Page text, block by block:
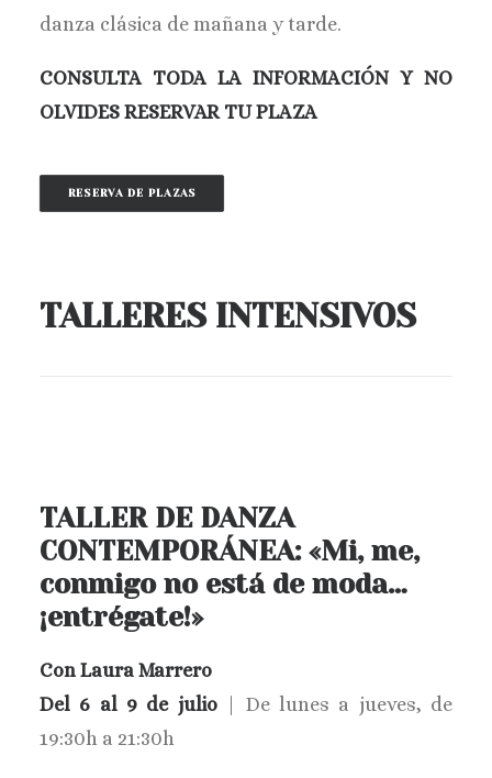
danza clásica de mañana y tarde.
CONSULTA TODA LA INFORMACIÓN Y NO
OLVIDES RESERVAR TU PLAZA
RESERVA DE PLAZAS
TALLERES INTENSIVOS
TALLER DE DANZA
CONTEMPORÁNEA: «Mi, me,
conmigo no está de moda…
¡entrégate!»
Con Laura Marrero
Del 6 al 9 de julio| De lunes a jueves, de
19:30h a 21:30h